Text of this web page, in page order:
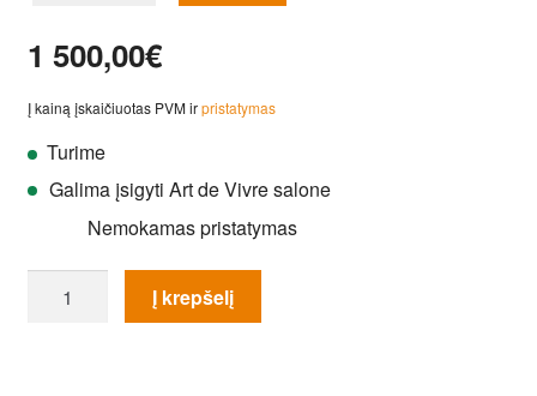
1 500,00€
Į kainą įskaičiuotas PVM irpristatymas
Turime
Galima įsigyti Art de Vivre salone
Nemokamas pristatymas
kiekis:
Į krepšelį